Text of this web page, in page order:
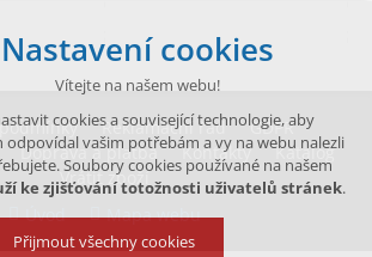
Reklamační řád
GDPR
Doprava a platba Kontakty
Katalog
Vrátit zboží
Úvod
Mapa webu
Nastavení cookies
Vítejte na našem webu!
cookies a související technologie, aby
odpovídal vašim potřebám a vy na webu nalezli
Soubory cookies používané na našem
ke zjišťování totožnosti uživatelů stránek.
Přijmout všechny cookies